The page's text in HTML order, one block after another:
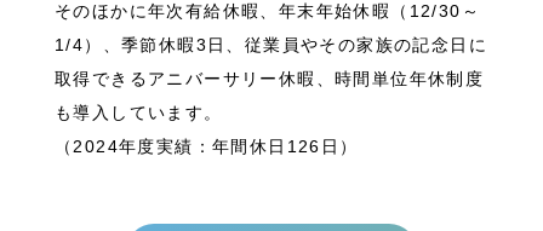
そのほかに年次有給休暇、年末年始休暇（12/30～
1/4）、季節休暇3日、従業員やその家族の記念日に
取得できるアニバーサリー休暇、時間単位年休制度
も導入しています。
（2024年度実績：年間休日126日）